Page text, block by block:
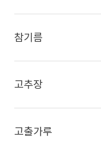
참기름
고추장
고출가루